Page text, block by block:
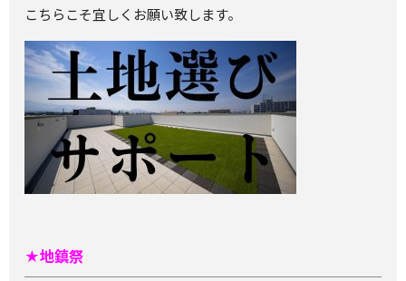
こちらこそ宜しくお願い致します。
★地鎮祭